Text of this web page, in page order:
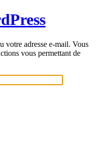
votre adresse e-mail. Vous
vous permettant de